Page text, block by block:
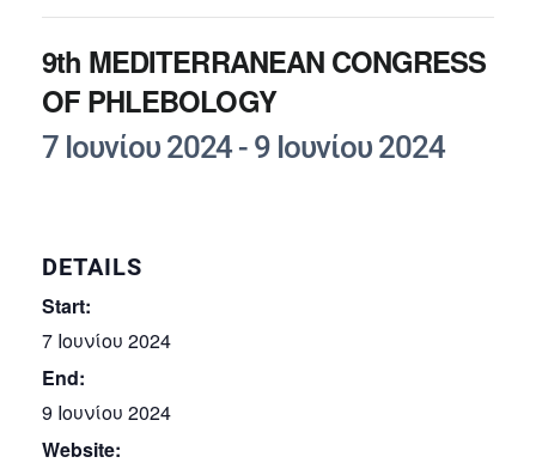
9th MEDITERRANEAN CONGRESS
OF PHLEBOLOGY
7 Ιουνίου 2024 - 9 Ιουνίου 2024
DETAILS
Start:
7 Ιουνίου 2024
End:
9 Ιουνίου 2024
Website: